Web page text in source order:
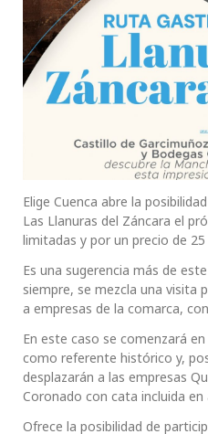
Elige Cuenca abre la
Las Llanuras del Záncara el
limitadas y por un precio de 25
Es una sugerencia más de
siempre, se mezcla una visita
a empresas de la comarca,
En este caso se comenzará
como referente histórico y,
desplazarán a las empresas
Coronado con cata incluida en
Ofrece la posibilidad de